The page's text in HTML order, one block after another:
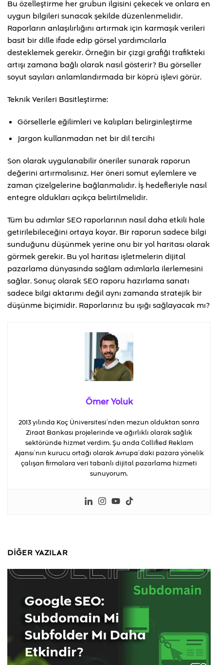
Bu özelleştirme her grubun ilgisini çekecek ve onlara en
uygun bilgileri sunacak şekilde düzenlenmelidir.
Raporların anlaşılırlığını artırmak için karmaşık verileri
basit bir dille ifade edip görsel yardımcılarla
desteklemek gerekir. Örneğin bir çizgi grafiği trafikteki
artışı zamana bağlı olarak nasıl gösterir? Bu görseller
soyut sayıları anlamlandırmada bir köprü işlevi görür.
Teknik Verileri Basitleştirme:
Görsellerle eğilimleri ve kalıpları belirginleştirme
Jargon kullanmadan net bir dil tercihi
Son olarak uygulanabilir öneriler sunarak raporun
değerini artırmalısınız. Her öneri somut eylemlere ve
zaman çizelgelerine bağlanmalıdır. İş hedefleriyle nasıl
entegre oldukları açıkça belirtilmelidir.
Tüm bu adımlar SEO raporlarının nasıl daha etkili hale
getirilebileceğini ortaya koyar. Bir raporun sadece bilgi
sunduğunu düşünmek yerine onu bir yol haritası olarak
görmek gerekir. Bu yol haritası işletmelerin dijital
pazarlama dünyasında sağlam adımlarla ilerlemesini
sağlar. Sonuç olarak SEO raporu hazırlama sanatı
sadece bilgi aktarımı değil aynı zamanda stratejik bir
düşünme biçimidir. Raporlarınız bu ışığı sağlayacak mı?
Ömer Yoluk
2013 yılında Koç Üniversitesi’nden mezun olduktan sonra
Ziraat Bankası projelerinde ve ağırlıklı olarak sağlık
sektöründe hizmet verdim. Şu anda Collified Reklam
Ajansı’nın kurucu ortağı olarak Avrupa’daki pazara yönelik
çalışan firmalara veri tabanlı dijital pazarlama hizmeti
sunuyorum.
DIĞER YAZILAR